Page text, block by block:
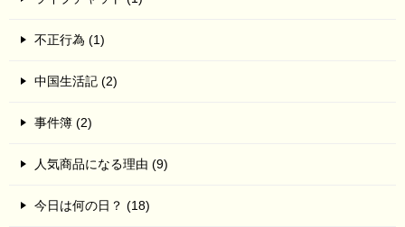
不正行為 (1)
中国生活記 (2)
事件簿 (2)
人気商品になる理由 (9)
今日は何の日？ (18)